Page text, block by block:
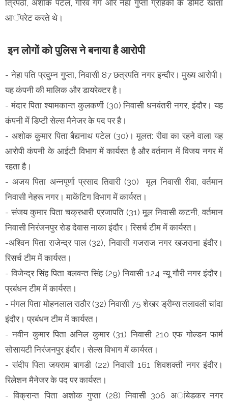
त्रिपठी, अशोक पटेल, गौरव गर्ग और नेहा गुप्ता ग्राहकों के डीमेट खाता
आॅपरेट करते थे।
इन लोगों को पुलिस ने बनाया है आरोपी
- नेहा पति प्रदुम्न गुप्ता, निवासी 87 छत्रपति नगर इन्दौर। मुख्य आरोपी।
यह कंपनी की मालिक और डायरेक्टर है।
- मंदार पिता श्यामकान्त कुलकर्णी (30) निवासी धनवंतरी नगर, इंदौर। यह
कंपनी में डिप्टी सेल्स मैनेजर के पद पर है।
- अशोक कुमार पिता बैद्यनाथ पटेल (30)। मूलत: रीवा का रहने वाला यह
आरोपी कंपनी के आईटी विभाग में कार्यरत है और वर्तमान में विजय नगर में
रहता है।
- अजय पिता अन्नपूर्णा प्रसाद तिवारी (30) मूल निवासी रीवा, वर्तमान
निवासी नेहरू नगर। माकेंटिग विभाग में कार्यरत।
- संजय कुमार पिता चक्रधारी प्रजापति (31) मूल निवासी कटनी, वर्तमान
निवासी निरंजनपुर रोड देवास नाका इंदौर। रिसर्च टीम में कार्यरत।
-अश्विन पिता राजेन्द्र पाल (32), निवासी गजराज नगर खजराना इंदौर।
रिसर्च टीम में कार्यरत।
- विजेन्द्र सिंह पिता बलवन्त सिंह (29) निवासी 124 न्यू गौरी नगर इंदौर।
प्रबंधन टीम में कार्यरत।
- मंगल पिता मोहनलाल राठौर (32) निवासी 75 शेखर ड्रीम्स तलावली चांदा
इंदौर। प्रबंधन टीम में कार्यरत।
- नवीन कुमार पिता अनिल कुमार (31) निवासी 210 एफ गोल्डन फार्म
सोसायटी निरंजनपुर इंदौर। सेल्स विभाग में कार्यरत।
- संदीप पिता जयराम बागडी (22) निवासी 161 शिवशक्ती नगर इंदौर।
रिलेशन मैनेजर के पद पर कार्यरत।
- विक्रान्त पिता अशोक गुप्ता (28) निवासी 306 अांबेडकर नगर